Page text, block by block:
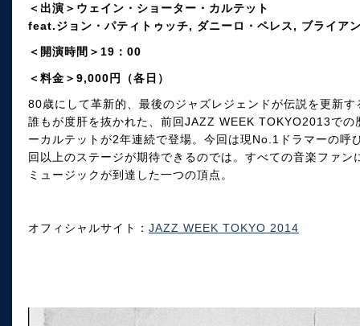
＜出演＞ウェイン・ショーター・カルテット
feat.ジョン・パティトゥッチ, ダニーロ・ペレス, ブライア
＜開演時間＞19：00
＜料金＞9,000円（各日）
80歳にして革新的、最後のジャズレジェンドが伝説を更新す
誰もが度肝を抜かれた、前回JAZZ WEEK TOKYO2013で
ーカルテットが2年連続で登場。今回は現No.1ドラマーの呼
回以上のステージが期待できるのでは。すべての音楽ファ
ミュージックが到達した一つの頂点。
オフィシャルサイト： JAZZ WEEK TOKYO 2014